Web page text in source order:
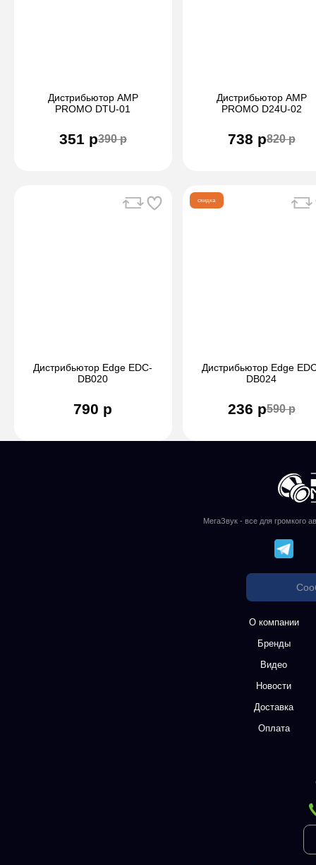
Дистрибьютор AMP
PROMO DTU-01
351 р390 р
Дистрибьютор AMP
PROMO D24U-02
738 р820 р
Дистрибьютор Edge EDC-
DB020
790 р
Дистрибьютор Edge
DB024
236 р590 р
скидка
МегаЗвук - все для громкого
О компании
Бренды
Видео
Новости
Доставка
Оплата